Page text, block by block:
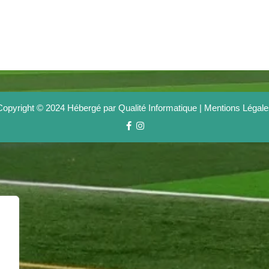
© 2024 Hébergé par Qualité Informatique | Mentions
Facebook